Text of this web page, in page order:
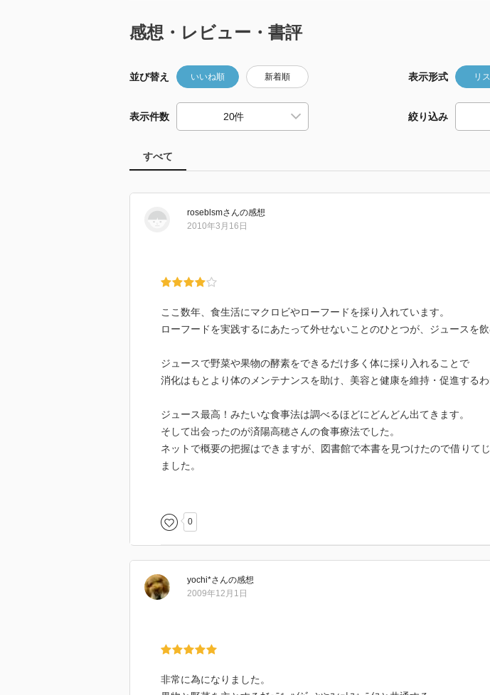
感想・レビュー・書評
並び替え いいね順 新着順 表示形式 リ
表示件数 絞り込み
すべて
roseblsmさんの感想
2010年3月16日
ここ数年、食生活にマクロビやローフードを採り入れています。
ローフードを実践するにあたって外せないことのひとつが、ジュースを飲
ジュースで野菜や果物の酵素をできるだけ多く体に採り入れることで
消化はもとより体のメンテナンスを助け、美容と健康を維持・促進するわ
ジュース最高！みたいな食事法は調べるほどにどんどん出てきます。
そして出会ったのが済陽高穂さんの食事療法でした。
ネットで概要の把握はできますが、図書館で本書を見つけたので借りて
ました。
驚いたのは、晩期がんと呼ばれるいわゆる「もう手の施しようがない」
わらず、
この食事療法によって多くの割合で改善や治癒が見られていることです。
そもそもこれらの発症を引き起こしたのも主に食生活であることが裏付け
します。
今はおいしくきれいになるために行っているジュース生活の最終形態かも
0
yochi*さんの感想
2009年12月1日
非常に為になりました。